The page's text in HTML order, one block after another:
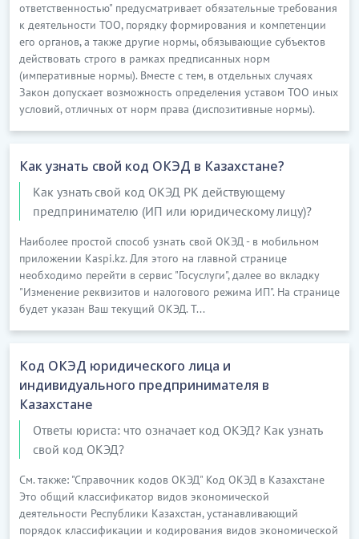
ответственностью" предусматривает обязательные требования
к деятельности ТОО, порядку формирования и компетенции
его органов, а также другие нормы, обязывающие субъектов
действовать строго в рамках предписанных норм
(императивные нормы). Вместе с тем, в отдельных случаях
Закон допускает возможность определения уставом ТОО иных
условий, отличных от норм права (диспозитивные нормы).
Как узнать свой код ОКЭД в Казахстане?
Как узнать свой код ОКЭД РК действующему
предпринимателю (ИП или юридическому лицу)?
Наиболее простой способ узнать свой ОКЭД - в мобильном
приложении Kaspi.kz. Для этого на главной странице
необходимо перейти в сервис "Госуслуги", далее во вкладку
"Изменение реквизитов и налогового режима ИП". На странице
будет указан Ваш текущий ОКЭД. Т...
Код ОКЭД юридического лица и
индивидуального предпринимателя в
Казахстане
Ответы юриста: что означает код ОКЭД? Как узнать
свой код ОКЭД?
См. также: "Справочник кодов ОКЭД" Код ОКЭД в Казахстане
Это общий классификатор видов экономической
деятельности Республики Казахстан, устанавливающий
порядок классификации и кодирования видов экономической